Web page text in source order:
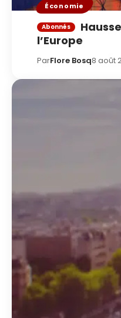
Économie
l’Europe
ParFlore Bosq8 août